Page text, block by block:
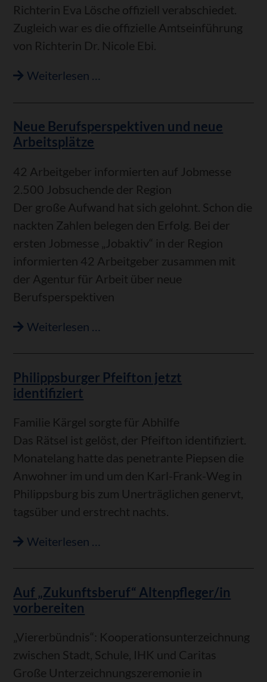
Richterin Eva Lösche offiziell verabschiedet.
Zugleich war es die offizielle Amtseinführung
von Richterin Dr. Nicole Ebi.
Weiterlesen …
Philippsburg
Neue Berufsperspektiven und neue
Arbeitsplätze
42 Arbeitgeber informierten auf Jobmesse
2.500 Jobsuchende der Region
Der große Aufwand hat sich gelohnt. Schon die
nackten Zahlen belegen den Erfolg. Bei der
ersten Jobmesse „Jobaktiv“ in der Region
informierten 42 Arbeitgeber zusammen mit
der Agentur für Arbeit über neue
Berufsperspektiven
Weiterlesen …
neue
Philippsburger Pfeifton jetzt
identifiziert
Familie Kärgel sorgte für Abhilfe
Das Rätsel ist gelöst, der Pfeifton identifiziert.
Monatelang hatte das penetrante Piepsen die
Anwohner im und um den Karl-Frank-Weg in
Philippsburg bis zum Unerträglichen genervt,
tagsüber und erstrecht nachts.
Weiterlesen …
identifiziert
Auf „Zukunftsberuf“ Altenpfleger/in
vorbereiten
„Viererbündnis“: Kooperationsunterzeichnung
zwischen Stadt, Schule, IHK und Caritas
Große Unterzeichnungszeremonie in